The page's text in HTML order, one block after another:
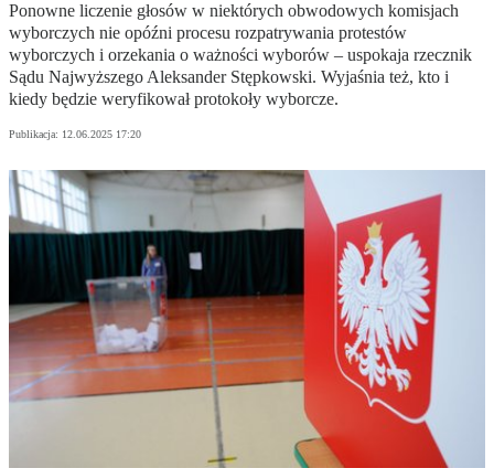
Ponowne liczenie głosów w niektórych obwodowych komisjach
wyborczych nie opóźni procesu rozpatrywania protestów
wyborczych i orzekania o ważności wyborów – uspokaja rzecznik
Sądu Najwyższego Aleksander Stępkowski. Wyjaśnia też, kto i
kiedy będzie weryfikował protokoły wyborcze.
Publikacja: 12.06.2025 17:20